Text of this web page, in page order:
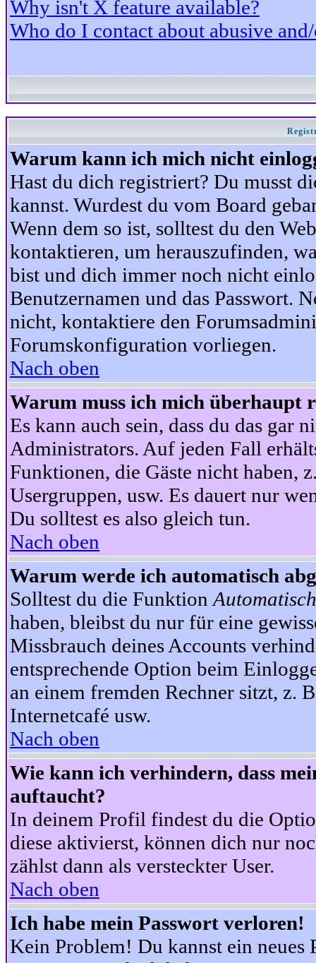
Why isn't X feature available?
Who do I contact about abusive
Warum kann ich mich nicht
Hast du dich registriert? Du musst
kannst. Wurdest du vom Board
Wenn dem so ist, solltest du den
kontaktieren, um herauszufinden,
bist und dich immer noch nicht
Benutzernamen und das Passwort.
nicht, kontaktiere den
Forumskonfiguration vorliegen.
Nach oben
Warum muss ich mich überhaupt
Es kann auch sein, dass du das gar
Administrators. Auf jeden Fall
Funktionen, die Gäste nicht haben,
Usergruppen, usw. Es dauert nur
Du solltest es also gleich tun.
Nach oben
Warum werde ich automatisch
Solltest du die Funktion
haben, bleibst du nur für eine
Missbrauch deines Accounts
entsprechende Option beim
an einem fremden Rechner sitzt, z.
Internetcafé usw.
Nach oben
Wie kann ich verhindern, dass
auftaucht?
In deinem Profil findest du die
diese aktivierst, können dich nur
zählst dann als versteckter User.
Nach oben
Ich habe mein Passwort verloren!
Kein Problem! Du kannst ein neues